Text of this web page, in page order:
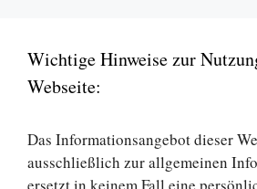
Wichtige Hinweise zur
Webseite:
Das Informationsangebot dieser
ausschließlich zur allgemeinen
ersetzt in keinem Fall eine